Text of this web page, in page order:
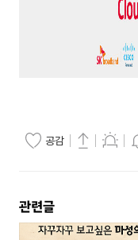
공감
관련글